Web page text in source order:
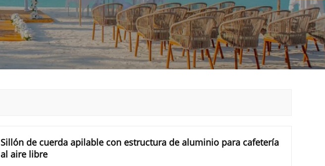
Sillón de cuerda apilable con estructura de aluminio para cafetería
al aire libre